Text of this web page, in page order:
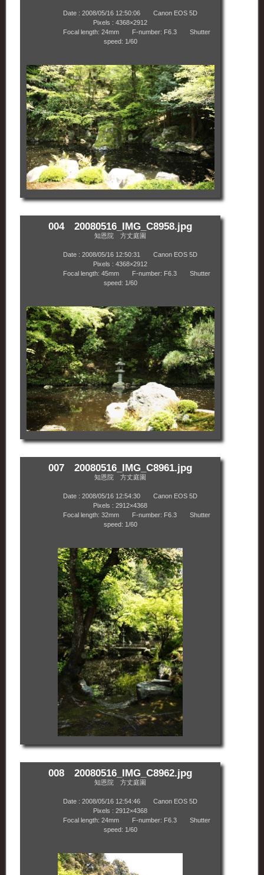
Date : 2008/05/16 12:50:06 Canon EOS 5D
Pixels : 4368×2912
Focal length: 24mm F-number: F6.3 Shutter
speed: 1/60
004 20080516_IMG_C8958.jpg
知恩院 方丈庭園
Date : 2008/05/16 12:50:31 Canon EOS 5D
Pixels : 4368×2912
Focal length: 45mm F-number: F6.3 Shutter
speed: 1/60
007 20080516_IMG_C8961.jpg
知恩院 方丈庭園
Date : 2008/05/16 12:54:30 Canon EOS 5D
Pixels : 2912×4368
Focal length: 32mm F-number: F6.3 Shutter
speed: 1/60
008 20080516_IMG_C8962.jpg
知恩院 方丈庭園
Date : 2008/05/16 12:54:46 Canon EOS 5D
Pixels : 2912×4368
Focal length: 24mm F-number: F6.3 Shutter
speed: 1/60